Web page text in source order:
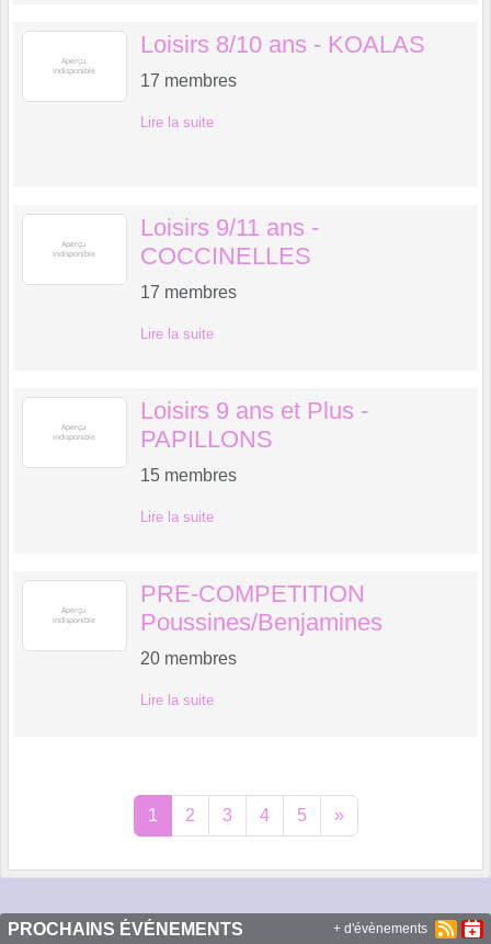
Loisirs 8/10 ans - KOALAS
17 membres
Lire la suite
Loisirs 9/11 ans -
COCCINELLES
17 membres
Lire la suite
Loisirs 9 ans et Plus -
PAPILLONS
15 membres
Lire la suite
PRE-COMPETITION
Poussines/Benjamines
20 membres
Lire la suite
1 2 3 4 5 »
PROCHAINS ÉVÉNEMENTS + d'évènements